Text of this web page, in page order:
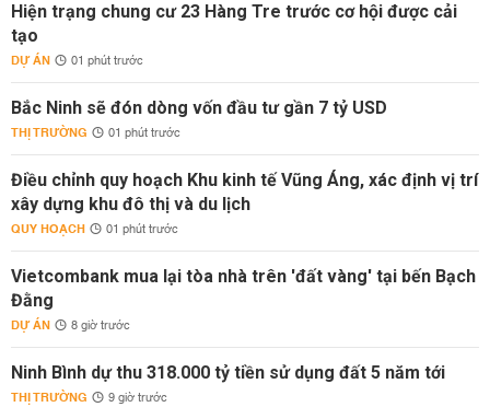
Hiện trạng chung cư 23 Hàng Tre trước cơ hội được cải
tạo
DỰ ÁN 01 phút trước
Bắc Ninh sẽ đón dòng vốn đầu tư gần 7 tỷ USD
THỊ TRƯỜNG 01 phút trước
Điều chỉnh quy hoạch Khu kinh tế Vũng Áng, xác định vị trí
xây dựng khu đô thị và du lịch
QUY HOẠCH 01 phút trước
Vietcombank mua lại tòa nhà trên 'đất vàng' tại bến Bạch
Đằng
DỰ ÁN 8 giờ trước
Ninh Bình dự thu 318.000 tỷ tiền sử dụng đất 5 năm tới
THỊ TRƯỜNG 9 giờ trước